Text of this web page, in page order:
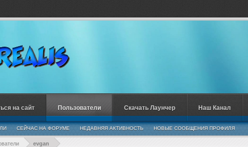
evgan
на сайт Пользователи
СЕЙЧАС НА ФОРУМЕ НЕДАВНЯЯ АКТИВНОСТЬ НОВЫЕ СООБЩЕНИЯ ПРОФИЛЯ
Скачать Лаунчер Наш Канал